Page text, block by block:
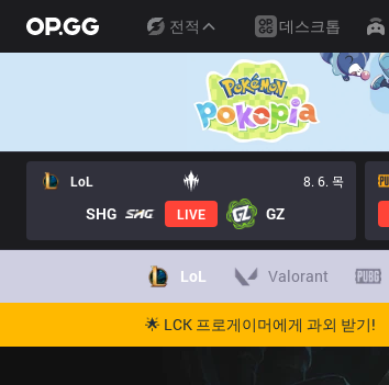
전적 데스크톱
LoL 8. 6. 목
SHG LIVE GZ
LoL Valorant
🌟 LCK 프로게이머에게 과외 받기!